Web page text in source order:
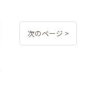
次のページ >